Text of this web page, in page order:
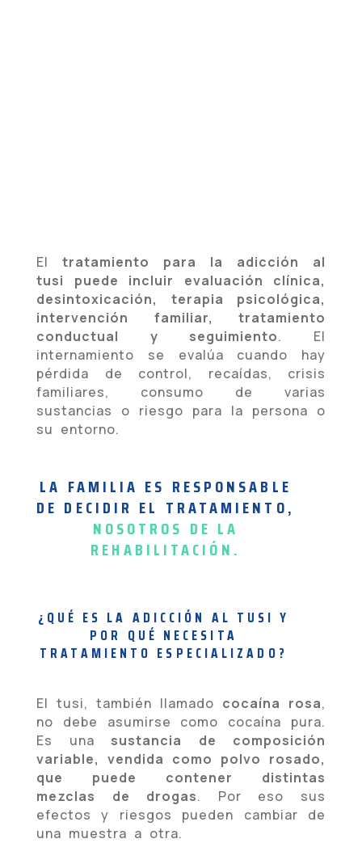
El tratamiento para la adicción al
tusi puede incluir evaluación clínica,
desintoxicación, terapia psicológica,
intervención familiar, tratamiento
conductual y seguimiento. El
internamiento se evalúa cuando hay
pérdida de control, recaídas, crisis
familiares, consumo de varias
sustancias o riesgo para la persona o
su entorno.
LA FAMILIA ES RESPONSABLE
DE DECIDIR EL TRATAMIENTO,
NOSOTROS DE LA
REHABILITACIÓN.
¿QUÉ ES LA ADICCIÓN AL TUSI Y
POR QUÉ NECESITA
TRATAMIENTO ESPECIALIZADO?
El tusi, también llamado cocaína rosa,
no debe asumirse como cocaína pura.
Es una sustancia de composición
variable, vendida como polvo rosado,
que puede contener distintas
mezclas de drogas. Por eso sus
efectos y riesgos pueden cambiar de
una muestra a otra.